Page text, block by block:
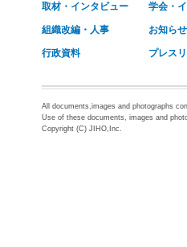
取材・インタビュー 学会・
組織改編・人事 お知らせ
行政資料 プレス
All documents,images and photographs
Use of these documents, images and
Copyright (C) JIHO,Inc.